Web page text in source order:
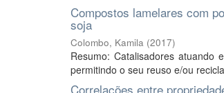
Compostos lamelares com
soja
Colombo, Kamila (2017)
Resumo: Catalisadores atuando
permitindo o seu reuso e/ou
Correlações entre